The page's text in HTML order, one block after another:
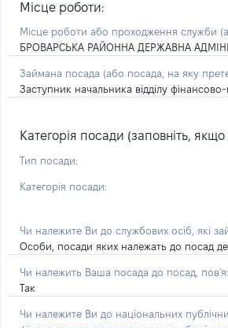
Місце роботи:
Місце роботи або проходження служби
БРОВАРСЬКА РАЙОННА ДЕРЖАВНА
Займана посада (або посада, на яку
Заступник начальника відділу
Категорія посади (заповніть,
Тип посади:
Категорія посади:
Чи належите Ви до службових осіб, які
Особи, посади яких належать до посад
Чи належить Ваша посада до посад,
Так
Чи належите Ви до національних